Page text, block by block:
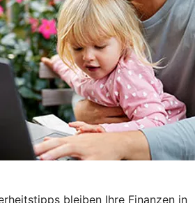
bleiben Ihre Finanzen in